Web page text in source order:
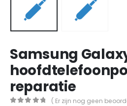
Samsung
reparatie
( Er zijn nog geen